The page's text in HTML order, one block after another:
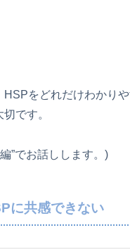
HSPをどれだけわかり
です。
”でお話しします。)
に共感できない